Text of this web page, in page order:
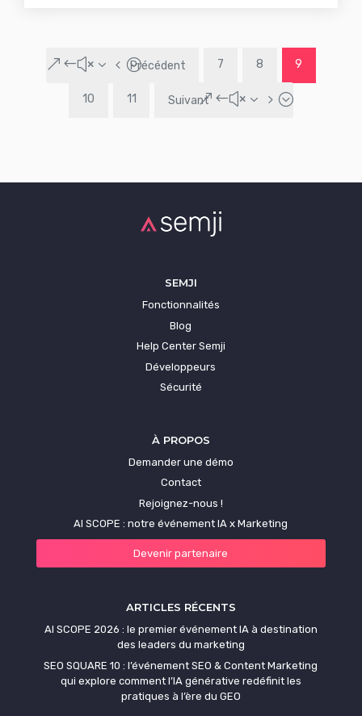
&#x34;Précédent 7 8 9
10 11 Suivant&#x35;
SEMJI
Fonctionnalités
Blog
Help Center Semji
Développeurs
Sécurité
À PROPOS
Demander une démo
Contact
Rejoignez-nous !
AI SCOPE : notre événement IA x Marketing
Devenir partenaire
ARTICLES RÉCENTS
AI SCOPE 2026 : le premier événement IA à destination
des leaders du marketing
SEO SQUARE 10 : l’événement SEO & Content Marketing
qui explore comment l’IA générative redéfinit les
pratiques à l’ère du GEO